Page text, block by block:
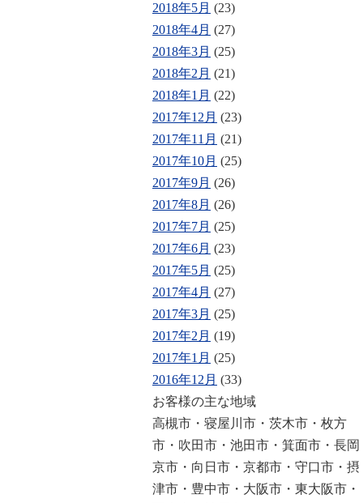
2018年5月 (23)
2018年4月 (27)
2018年3月 (25)
2018年2月 (21)
2018年1月 (22)
2017年12月 (23)
2017年11月 (21)
2017年10月 (25)
2017年9月 (26)
2017年8月 (26)
2017年7月 (25)
2017年6月 (23)
2017年5月 (25)
2017年4月 (27)
2017年3月 (25)
2017年2月 (19)
2017年1月 (25)
2016年12月 (33)
お客様の主な地域
高槻市・寝屋川市・茨木市・枚方
市・吹田市・池田市・箕面市・長岡
京市・向日市・京都市・守口市・摂
津市・豊中市・大阪市・東大阪市・